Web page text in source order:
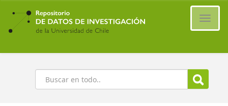
Ir
contenido
principal
Buscar